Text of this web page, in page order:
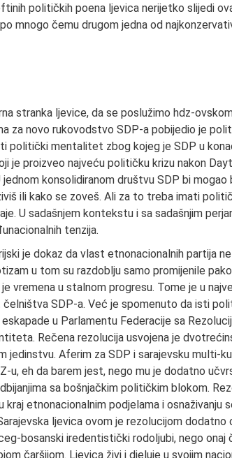
političkih poena ljevica nerijetko slijedi
mnogo čemu drugom jedna od
stranka ljevice, da se poslužimo hdz-
za novo rukovodstvo SDP-a pobijedio je
politički mentalitet zbog kojeg je SDP u
proizveo najveću političku krizu nakon
konsolidiranom društvu SDP bi
ili kako se zoveš. Ali za to treba imati
U sadašnjem kontekstu i sa sadašnjim
tenzija.
je dokaz da vlast etnonacionalnih partija
u tom su razdoblju samo promijenile
vremena u stalnom progresu. Tome je u
čelništva SDP-a. Već je spomenuto da isti
u Parlamentu Federacije sa
Rečena rezolucija usvojena je
jedinstvu. Aferim za SDP i sarajevsku multi-
u, eh da barem jest, nego mu je dodatno
sa bošnjačkim političkim blokom.
etnonacionalnim podjelama i osnaživanju
ljevica ovom je rezolucijom dodatno
bosanski iredentistički rodoljubi, nego onaj
čaršijom. Ljevica živi i djeluje u svojim